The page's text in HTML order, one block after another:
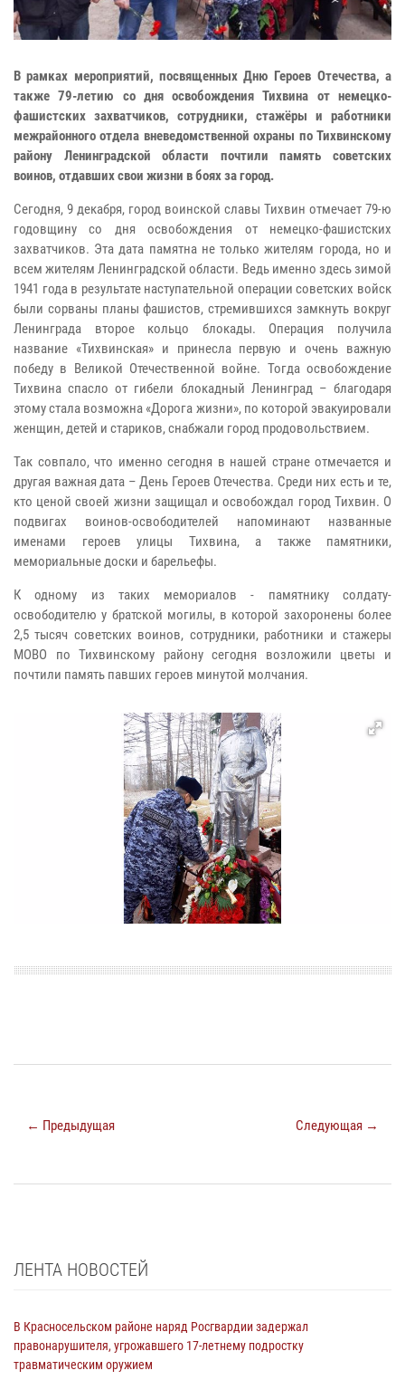
В рамках мероприятий, посвященных Дню Героев Отечества, а
также 79-летию со дня освобождения Тихвина от немецко-
фашистских захватчиков, сотрудники, стажёры и работники
межрайонного отдела вневедомственной охраны по Тихвинскому
району Ленинградской области почтили память советских
воинов, отдавших свои жизни в боях за город.
Сегодня, 9 декабря, город воинской славы Тихвин отмечает 79-ю
годовщину со дня освобождения от немецко-фашистских
захватчиков. Эта дата памятна не только жителям города, но и
всем жителям Ленинградской области. Ведь именно здесь зимой
1941 года в результате наступательной операции советских войск
были сорваны планы фашистов, стремившихся замкнуть вокруг
Ленинграда второе кольцо блокады. Операция получила
название «Тихвинская» и принесла первую и очень важную
победу в Великой Отечественной войне. Тогда освобождение
Тихвина спасло от гибели блокадный Ленинград – благодаря
этому стала возможна «Дорога жизни», по которой эвакуировали
женщин, детей и стариков, снабжали город продовольствием.
Так совпало, что именно сегодня в нашей стране отмечается и
другая важная дата – День Героев Отечества. Среди них есть и те,
кто ценой своей жизни защищал и освобождал город Тихвин. О
подвигах воинов-освободителей напоминают названные
именами героев улицы Тихвина, а также памятники,
мемориальные доски и барельефы.
К одному из таких мемориалов - памятнику солдату-
освободителю у братской могилы, в которой захоронены более
2,5 тысяч советских воинов, сотрудники, работники и стажеры
МОВО по Тихвинскому району сегодня возложили цветы и
почтили память павших героев минутой молчания.
← Предыдущая Следующая →
ЛЕНТА НОВОСТЕЙ
В Красносельском районе наряд Росгвардии задержал
правонарушителя, угрожавшего 17-летнему подростку
травматическим оружием